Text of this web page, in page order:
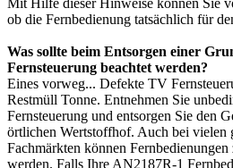
ob die Fernbedienung tatsächlich für
Was sollte beim Entsorgen einer
Fernsteuerung beachtet werden?
Eines vorweg... Defekte TV
Restmüll Tonne. Entnehmen Sie
Fernsteuerung und entsorgen Sie den
örtlichen Wertstoffhof. Auch bei vielen
Fachmärkten können
werden. Falls Ihre AN2187R-1